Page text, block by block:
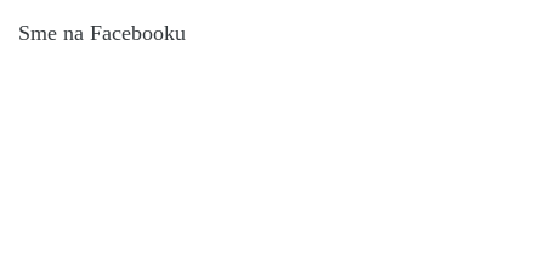
Sme na Facebooku